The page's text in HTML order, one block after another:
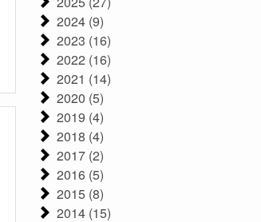
2024 (9)
2023 (16)
2022 (16)
2021 (14)
2020 (5)
2019 (4)
2018 (4)
2017 (2)
2016 (5)
2015 (8)
2014 (15)